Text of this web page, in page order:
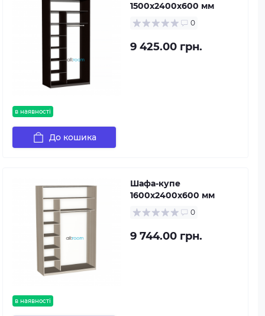
в наявності
1500х2400х600 мм
0
9 425.00 грн.
До кошика
в наявності
Шафа-купе
1600х2400х600 мм
0
9 744.00 грн.